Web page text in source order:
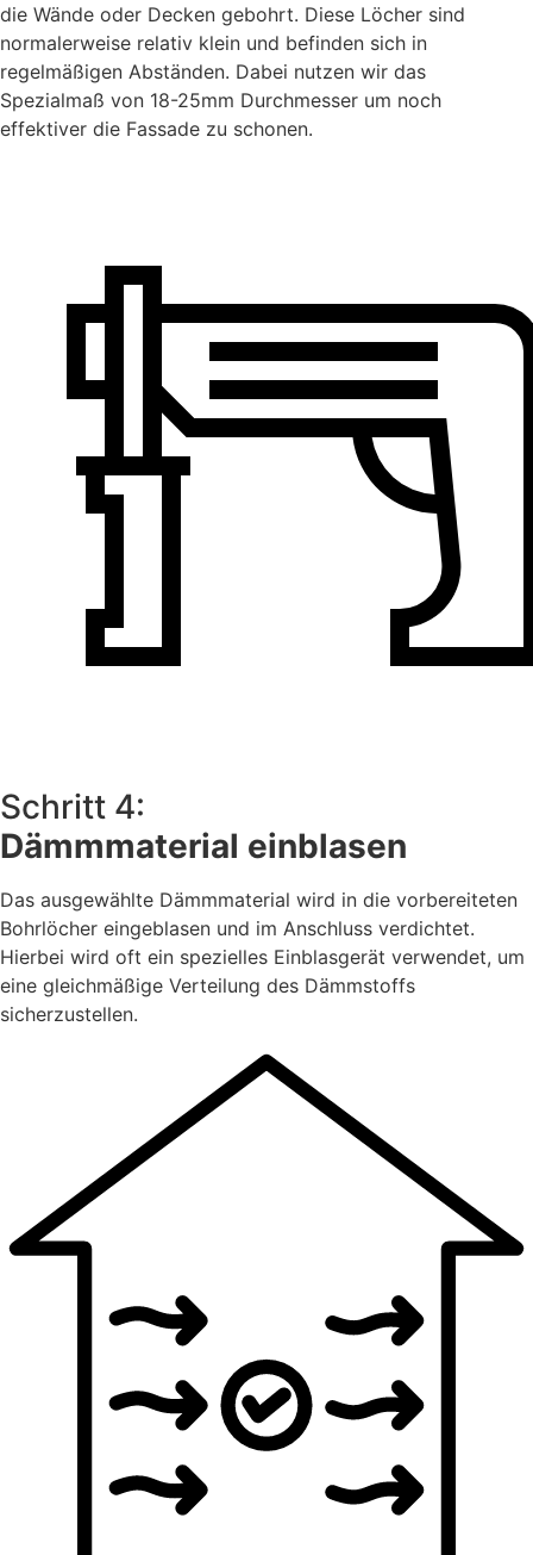
die Wände oder Decken gebohrt. Diese Löcher sind
normalerweise relativ klein und befinden sich in
regelmäßigen Abständen. Dabei nutzen wir das
Spezialmaß von 18-25mm Durchmesser um noch
effektiver die Fassade zu schonen.
Schritt 4:
Dämmmaterial einblasen
Das ausgewählte Dämmmaterial wird in die vorbereiteten
Bohrlöcher eingeblasen und im Anschluss verdichtet.
Hierbei wird oft ein spezielles Einblasgerät verwendet, um
eine gleichmäßige Verteilung des Dämmstoffs
sicherzustellen.